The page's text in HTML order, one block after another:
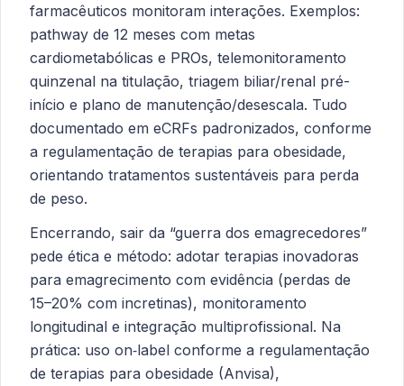
farmacêuticos monitoram interações. Exemplos:
pathway de 12 meses com metas
cardiometabólicas e PROs, telemonitoramento
quinzenal na titulação, triagem biliar/renal pré-
início e plano de manutenção/desescala. Tudo
documentado em eCRFs padronizados, conforme
a regulamentação de terapias para obesidade,
orientando tratamentos sustentáveis para perda
de peso.
Encerrando, sair da “guerra dos emagrecedores”
pede ética e método: adotar terapias inovadoras
para emagrecimento com evidência (perdas de
15–20% com incretinas), monitoramento
longitudinal e integração multiprofissional. Na
prática: uso on‑label conforme a regulamentação
de terapias para obesidade (Anvisa),